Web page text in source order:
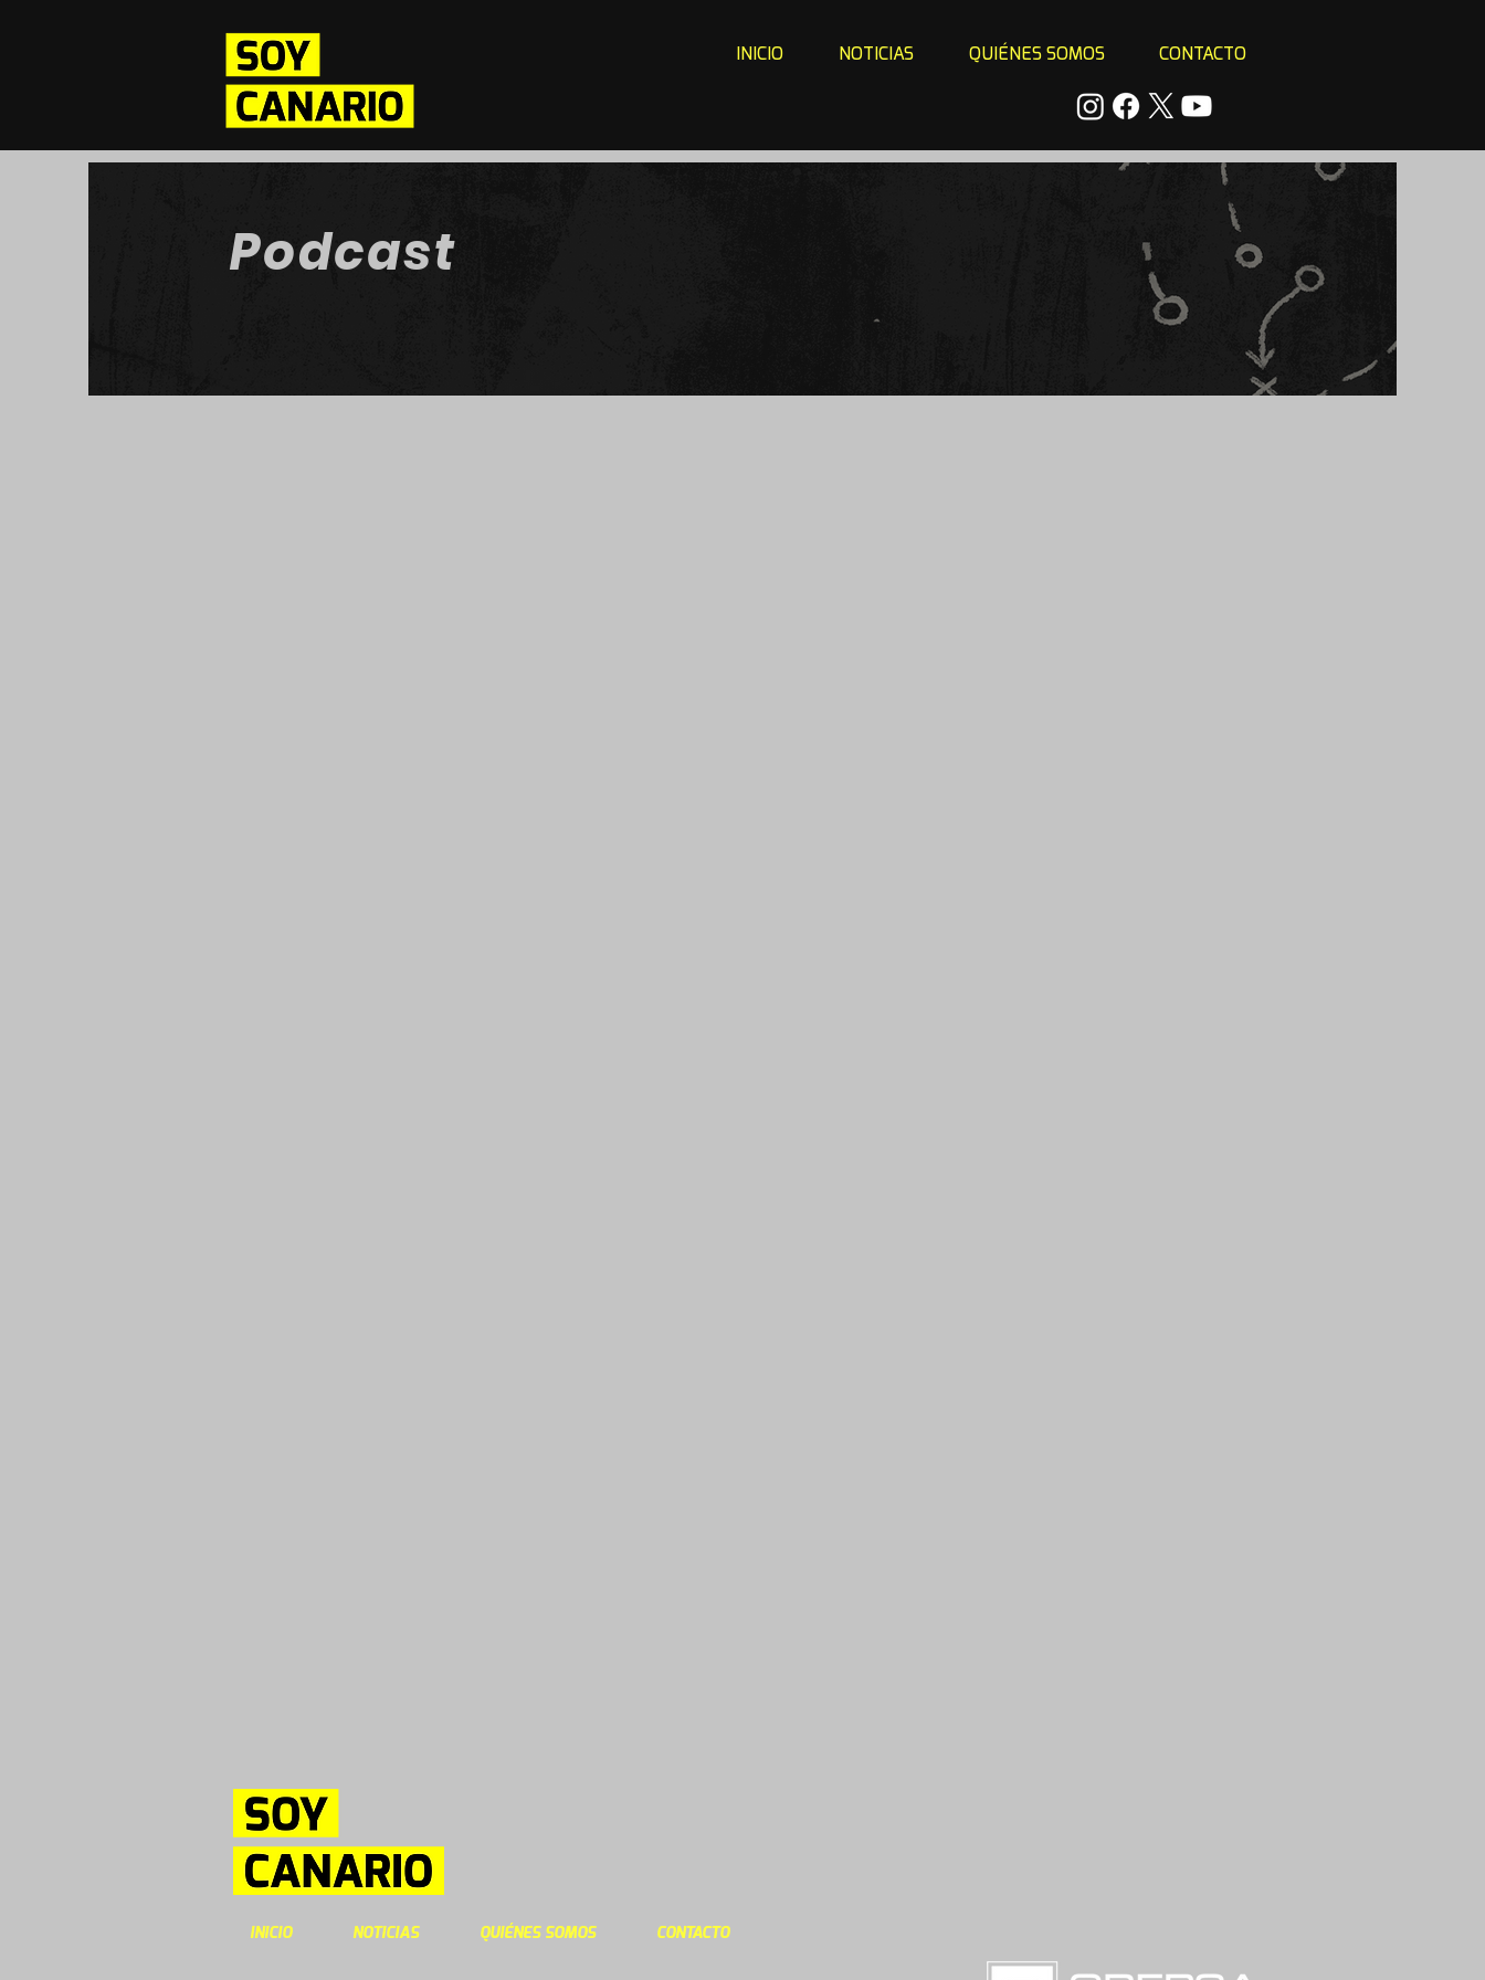
INICIO NOTICIAS QUIÉNES SOMOS CONTACTO
Podcast
INICIO NOTICIAS QUIÉNES SOMOS CONTACTO